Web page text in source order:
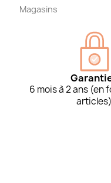
Magasins
6 mois à 2 ans (en
articles)